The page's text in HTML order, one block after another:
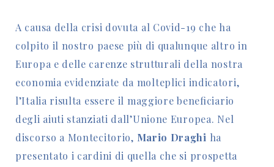
A causa della crisi dovuta al Covid-19 che ha
colpito il nostro paese più di qualunque altro in
Europa e delle carenze strutturali della nostra
economia evidenziate da molteplici indicatori,
l’Italia risulta essere il maggiore beneficiario
degli aiuti stanziati dall’Unione Europea. Nel
discorso a Montecitorio, Mario Draghi ha
presentato i cardini di quella che si prospetta